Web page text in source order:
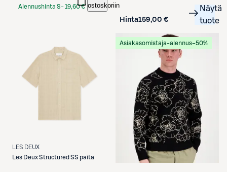
Alennushinta S-19,60 € ostoskoriin
Hinta159,00 €
Näytä
tuote
LES DEUX
Les DeuxStructured SS paita
Asiakasomistaja-alennus−50%